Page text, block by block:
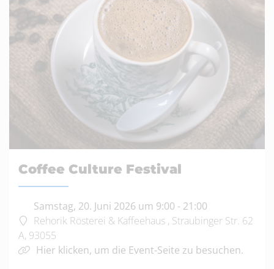
Coffee Culture Festival
Samstag, 20. Juni 2026 um 9:00 - 21:00
Rehorik Rösterei & Kaffeehaus , Straubinger Str. 62
A, 93055
Hier klicken, um die Event-Seite zu besuchen.